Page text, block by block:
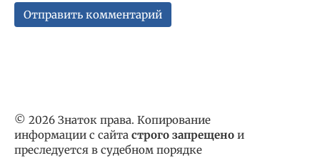
© 2026 Знаток права. Копирование
информации с сайта строго запрещено и
преследуется в судебном порядке